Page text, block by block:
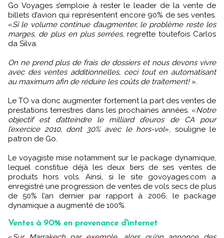
Go Voyages s’emploie à rester le leader de la vente de
billets d’avion qui représentent encore 90% de ses ventes.
«Si le volume continue d’augmenter, le problème reste les
marges, de plus en plus serrées,regrette toutefois Carlos
da Silva.
On ne prend plus de frais de dossiers et nous devons vivre
avec des ventes additionnelles, ceci tout en automatisant
au maximum afin de réduire les coûts de traitement! ».
Le TO va donc augmenter fortement la part des ventes de
prestations terrestres dans les prochaines années. «Notre
objectif est d’atteindre le milliard d’euros de CA pour
l’exercice 2010, dont 30% avec le hors-vol», souligne le
patron de Go.
Le voyagiste mise notamment sur le package dynamique,
lequel constitue déjà les deux tiers de ses ventes de
produits hors vols. Ainsi, si le site govoyages.com a
enregistré une progression de ventes de vols secs de plus
de 50% l’an dernier par rapport à 2006, le package
dynamique a augmenté de 100%.
Ventes à 90% en provenance d'internet